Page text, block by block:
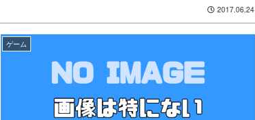
2017.06.24
ゲーム